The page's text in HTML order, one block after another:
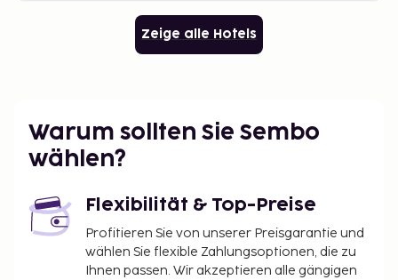
Zeige alle Hotels
Warum sollten Sie Sembo
wählen?
Flexibilität & Top-Preise
Profitieren Sie von unserer Preisgarantie und
wählen Sie flexible Zahlungsoptionen, die zu
Ihnen passen. Wir akzeptieren alle gängigen